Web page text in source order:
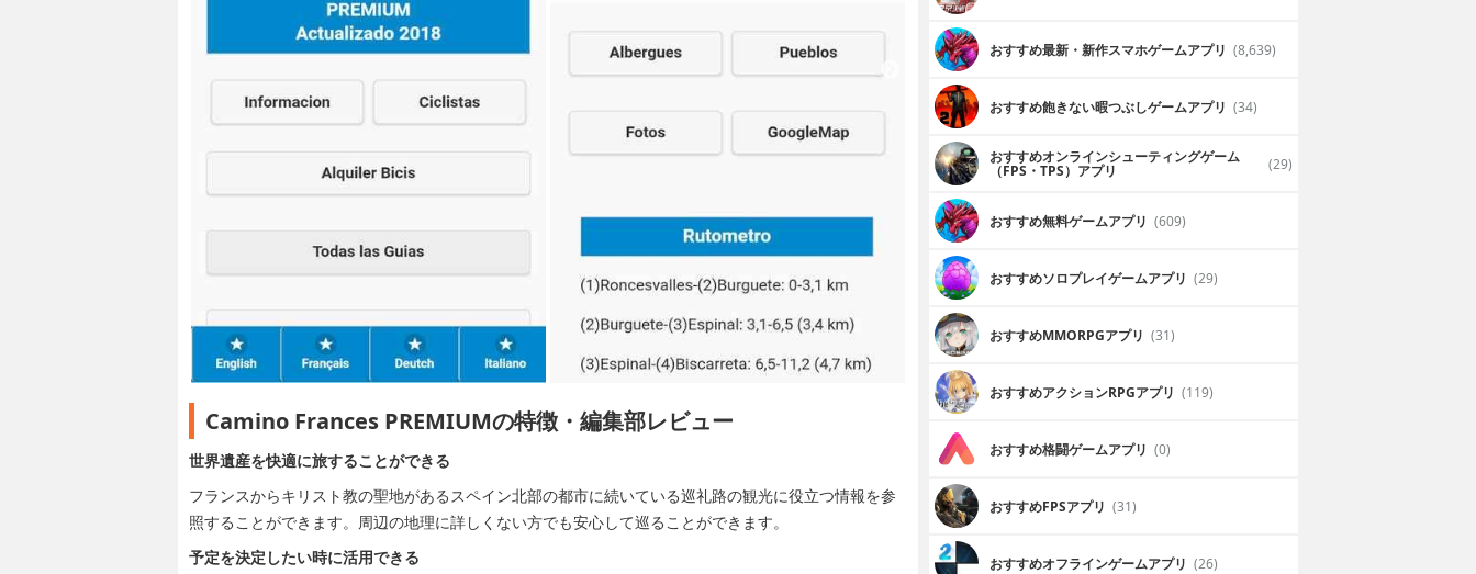
Camino Frances PREMIUMの特徴・編集部レビュー
世界遺産を快適に旅することができる
フランスからキリスト教の聖地があるスペイン北部の都市に続いている巡礼路の観光に役立つ情報を参
照することができます。周辺の地理に詳しくない方でも安心して巡ることができます。
予定を決定したい時に活用できる
おすすめ最新・新作スマホゲームアプリ (8,639)
おすすめ飽きない暇つぶしゲームアプリ (34)
おすすめオンラインシューティングゲーム
（FPS・TPS）アプリ (29)
おすすめ無料ゲームアプリ (609)
おすすめソロプレイゲームアプリ (29)
おすすめ MMORPGアプリ (31)
おすすめアクションRPGアプリ (119)
おすすめ格闘ゲームアプリ (0)
おすすめFPSアプリ (31)
おすすめオフラインゲームアプリ (26)